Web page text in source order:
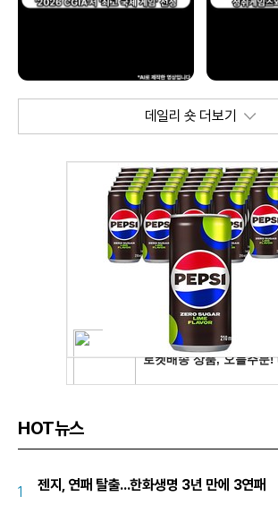
데일리 숏 더보기
HOT뉴스
1 젠지, 연패 탈출...한화생명 3년 만에 3연패